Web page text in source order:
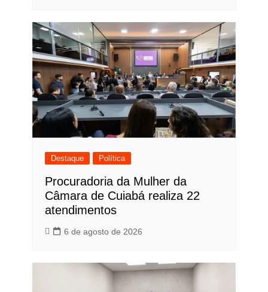
Destaque Política
Procuradoria da Mulher da
Câmara de Cuiabá realiza 22
atendimentos
6 de agosto de 2026